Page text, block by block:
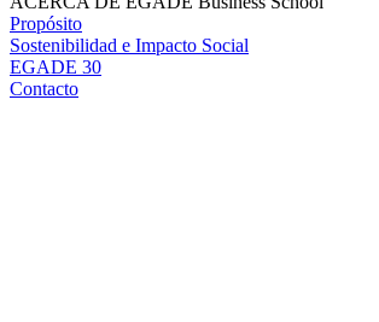
Propósito
Sostenibilidad e Impacto Social
EGADE 30
Contacto